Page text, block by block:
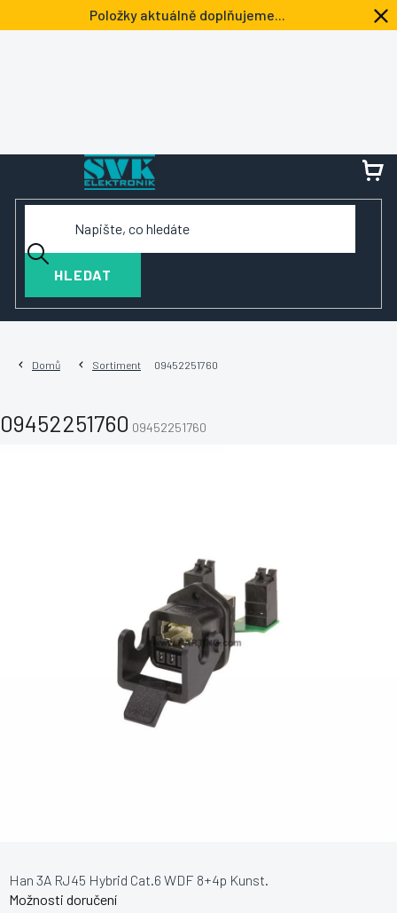
na
Položky aktuálně doplňujeme...
HLEDAT
Domů Sortiment 09452251760
09452251760 09452251760
Možnosti doručení
Han 3A RJ45 Hybrid Cat.6 WDF 8+4p Kunst.